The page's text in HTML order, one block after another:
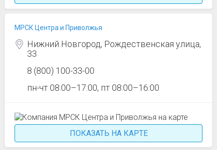
МРСК Центра и Приволжья
Нижний Новгород, Рождественская улица,
33
8 (800) 100-33-00
пн-чт 08:00–17:00, пт 08:00–16:00
ПОКАЗАТЬ НА КАРТЕ